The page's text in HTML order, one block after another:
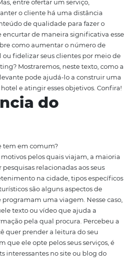
"propaganda é a alma do
Mas, entre ofertar um serviço,
manter o cliente há uma
conteúdo de qualidade para
encurtar de maneira
sobre como aumentar o número
ou fidelizar seus clientes por
relevante pode ajudá-lo a
hotel e atingir esses objetivos.
do
tem em comum?
motivos pelos quais viajam, a
pesquisas relacionadas aos